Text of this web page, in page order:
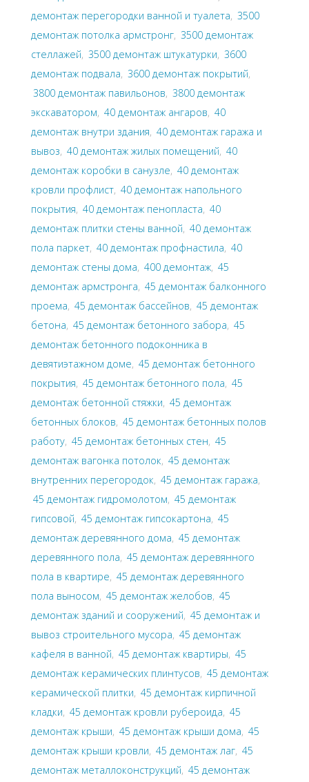
демонтаж перегородки ванной и туалета, 3500
демонтаж потолка армстронг, 3500 демонтаж
стеллажей, 3500 демонтаж штукатурки, 3600
демонтаж подвала, 3600 демонтаж покрытий,
3800 демонтаж павильонов, 3800 демонтаж
экскаватором, 40 демонтаж ангаров, 40
демонтаж внутри здания, 40 демонтаж гаража и
вывоз, 40 демонтаж жилых помещений, 40
демонтаж коробки в санузле, 40 демонтаж
кровли профлист, 40 демонтаж напольного
покрытия, 40 демонтаж пенопласта, 40
демонтаж плитки стены ванной, 40 демонтаж
пола паркет, 40 демонтаж профнастила, 40
демонтаж стены дома, 400 демонтаж, 45
демонтаж армстронга, 45 демонтаж балконного
проема, 45 демонтаж бассейнов, 45 демонтаж
бетона, 45 демонтаж бетонного забора, 45
демонтаж бетонного подоконника в
девятиэтажном доме, 45 демонтаж бетонного
покрытия, 45 демонтаж бетонного пола, 45
демонтаж бетонной стяжки, 45 демонтаж
бетонных блоков, 45 демонтаж бетонных полов
работу, 45 демонтаж бетонных стен, 45
демонтаж вагонка потолок, 45 демонтаж
внутренних перегородок, 45 демонтаж гаража,
45 демонтаж гидромолотом, 45 демонтаж
гипсовой, 45 демонтаж гипсокартона, 45
демонтаж деревянного дома, 45 демонтаж
деревянного пола, 45 демонтаж деревянного
пола в квартире, 45 демонтаж деревянного
пола выносом, 45 демонтаж желобов, 45
демонтаж зданий и сооружений, 45 демонтаж и
вывоз строительного мусора, 45 демонтаж
кафеля в ванной, 45 демонтаж квартиры, 45
демонтаж керамических плинтусов, 45 демонтаж
керамической плитки, 45 демонтаж кирпичной
кладки, 45 демонтаж кровли рубероида, 45
демонтаж крыши, 45 демонтаж крыши дома, 45
демонтаж крыши кровли, 45 демонтаж лаг, 45
демонтаж металлоконструкций, 45 демонтаж